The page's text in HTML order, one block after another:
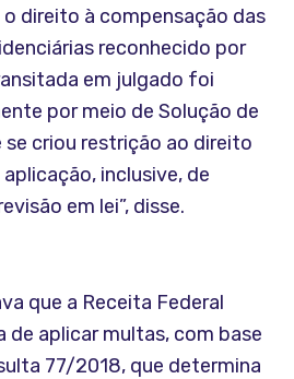
o direito à compensação das
reconhecido por
em julgado foi
por meio de Solução de
criou restrição ao direito
inclusive, de
em lei”, disse.
que a Receita Federal
de aplicar multas, com base
77/2018, que determina